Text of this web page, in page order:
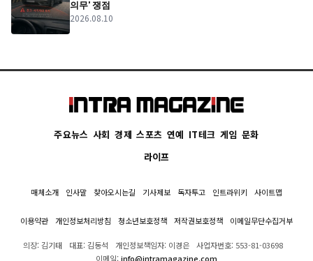
의무' 쟁점
2026.08.10
주요뉴스 사회 경제 스포츠 연예 IT테크 게임 문화
라이프
매체소개 인사말 찾아오시는길 기사제보 독자투고 인트라위키 사이트맵
이용약관 개인정보처리방침 청소년보호정책 저작권보호정책 이메일무단수집거부
의장: 김기태 대표: 김동석 개인정보책임자: 이경은
사업자번호: 553-81-03698
이메일:info@intramagazine.com